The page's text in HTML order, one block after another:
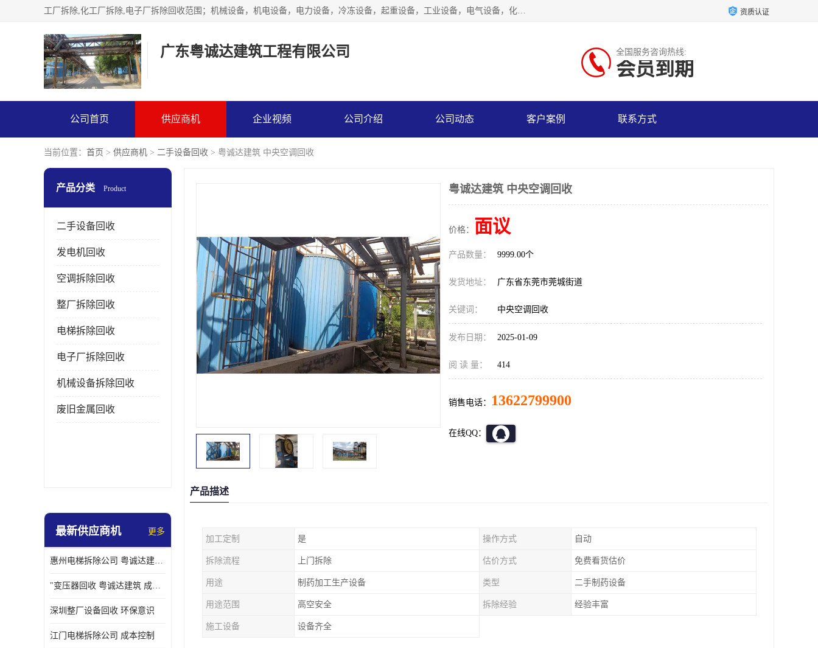
工厂拆除,化工厂拆除,电子厂拆除回收范围；机械设备，机电设备，电力设备，冷冻设备，起重设备，工业设备，电气设备，化工设备，木工设备，纺织设备，印染设备，水洗设备，电力物资，废旧金属，废旧物资，二手锅炉，二手电梯。 资质认证
广东粤诚达建筑工程有限公司 全国服务咨询热线:
会员到期
公司首页 供应商机 企业视频 公司介绍 公司动态 客户案例 联系方式
当前位置： 首页 > 供应商机 > 二手设备回收 > 粤诚达建筑 中央空调回收
产品分类 Product
二手设备回收
发电机回收
空调拆除回收
整厂拆除回收
电梯拆除回收
电子厂拆除回收
机械设备拆除回收
废旧金属回收
最新供应商机 更多
惠州电梯拆除公司 粤诚达建筑 安全保障
"变压器回收 粤诚达建筑 成本控制
深圳整厂设备回收 环保意识
江门电梯拆除公司 成本控制
粤诚达建筑 中央空调回收
价格： 面议
产品数量： 9999.00个
发货地址： 广东省东莞市莞城街道
关键词： 中央空调回收
发布日期： 2025-01-09
阅 读 量： 414
销售电话： 13622799900
在线QQ：
产品描述
加工定制 是 操作方式 自动
拆除流程 上门拆除 估价方式 免费看货估价
用途 制药加工生产设备 类型 二手制药设备
用途范围 高空安全 拆除经验 经验丰富
施工设备 设备齐全